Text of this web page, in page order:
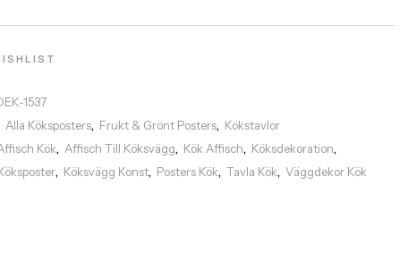
1537
Alla Köksposters, Frukt & Grönt Posters, Kökstavlor
Kök,Affisch Till Köksvägg, Kök Affisch, Köksdekoration,
, Köksvägg Konst, Posters Kök, Tavla Kök, Väggdekor Kök